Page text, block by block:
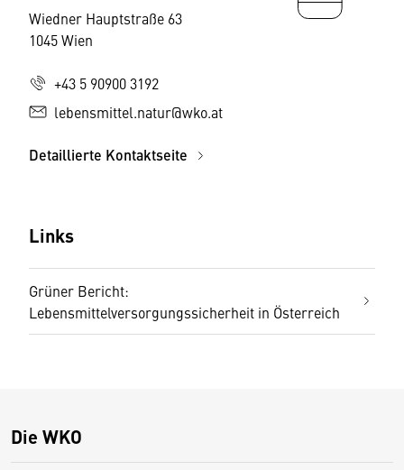
Wiedner Hauptstraße 63
1045 Wien
+43 5 90900 3192
lebensmittel.natur@wko.at
Detaillierte Kontaktseite
Links
Grüner Bericht:
Lebensmittelversorgungssicherheit in Österreich
Die WKO